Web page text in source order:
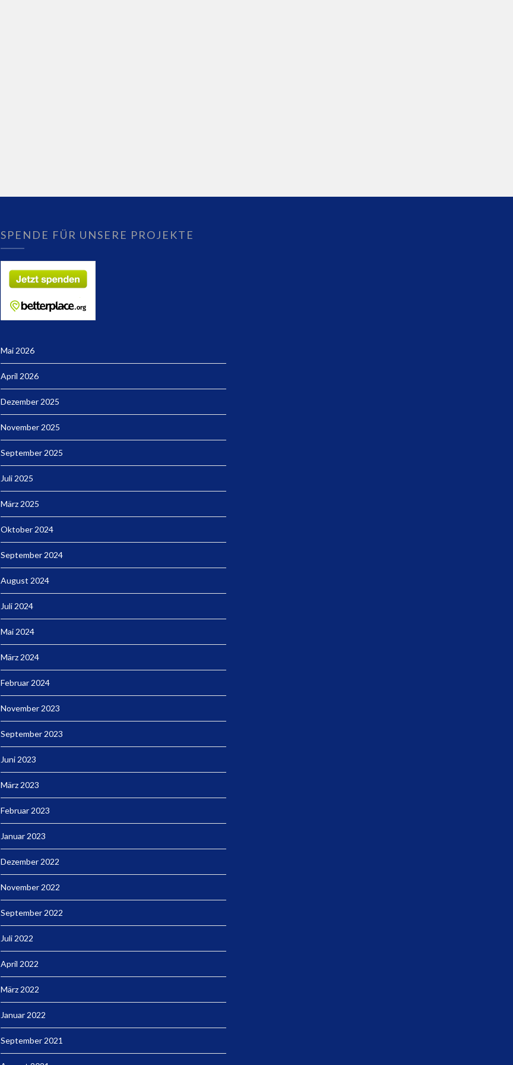
SPENDE FÜR UNSERE PROJEKTE
Mai 2026
April 2026
Dezember 2025
November 2025
September 2025
Juli 2025
März 2025
Oktober 2024
September 2024
August 2024
Juli 2024
Mai 2024
März 2024
Februar 2024
November 2023
September 2023
Juni 2023
März 2023
Februar 2023
Januar 2023
Dezember 2022
November 2022
September 2022
Juli 2022
April 2022
März 2022
Januar 2022
September 2021